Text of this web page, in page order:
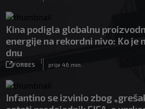
Kina podigla globalnu
energije na rekordni nivo: Ko je
dnu
FORBES
|
prije 46 min.
Infantino se izvinio zbog